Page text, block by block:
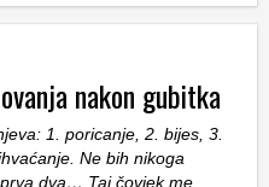
nakon gubitka
1. poricanje, 2. bijes, 3.
Ne bih nikoga
dva… Taj čovjek me